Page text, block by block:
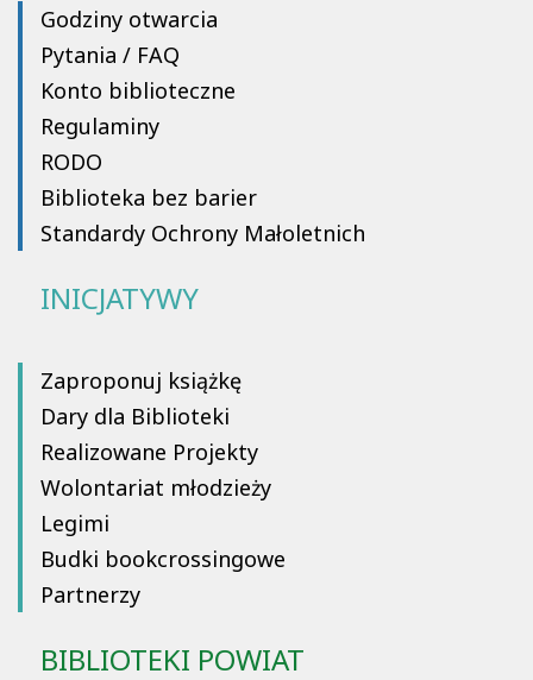
Godziny otwarcia
Pytania / FAQ
Konto biblioteczne
Regulaminy
RODO
Biblioteka bez barier
Standardy Ochrony Małoletnich
INICJATYWY
Zaproponuj książkę
Dary dla Biblioteki
Realizowane Projekty
Wolontariat młodzieży
Legimi
Budki bookcrossingowe
Partnerzy
BIBLIOTEKI POWIAT